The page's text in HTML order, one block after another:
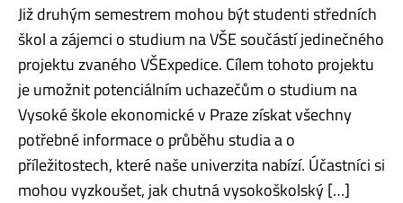
Již druhým semestrem mohou být studenti středních
škol a zájemci o studium na VŠE součástí jedinečného
projektu zvaného VŠExpedice. Cílem tohoto projektu
je umožnit potenciálním uchazečům o studium na
Vysoké škole ekonomické v Praze získat všechny
potřebné informace o průběhu studia a o
příležitostech, které naše univerzita nabízí. Účastníci si
mohou vyzkoušet, jak chutná vysokoškolský […]